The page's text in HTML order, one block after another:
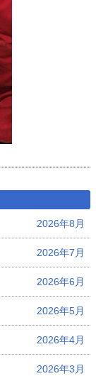
2026年8月
2026年7月
2026年6月
2026年5月
2026年4月
2026年3月